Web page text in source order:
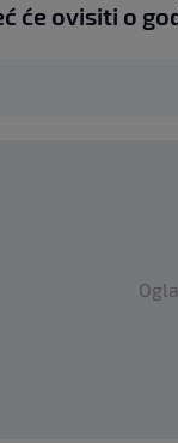
će ovisiti o